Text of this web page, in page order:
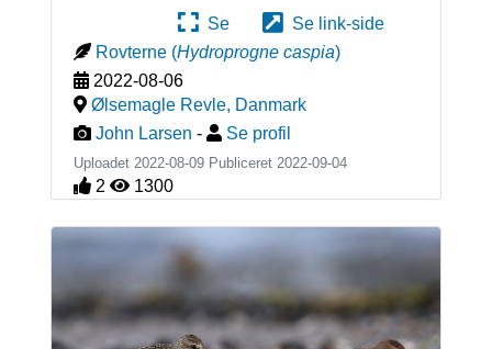
Se
Se link-side
Rovterne (Hydroprogne caspia)
2022-08-06
Ølsemagle Revle, Danmark
John Larsen - Se profil
Uploadet 2022-08-09 Publiceret 2022-09-04
2 1300